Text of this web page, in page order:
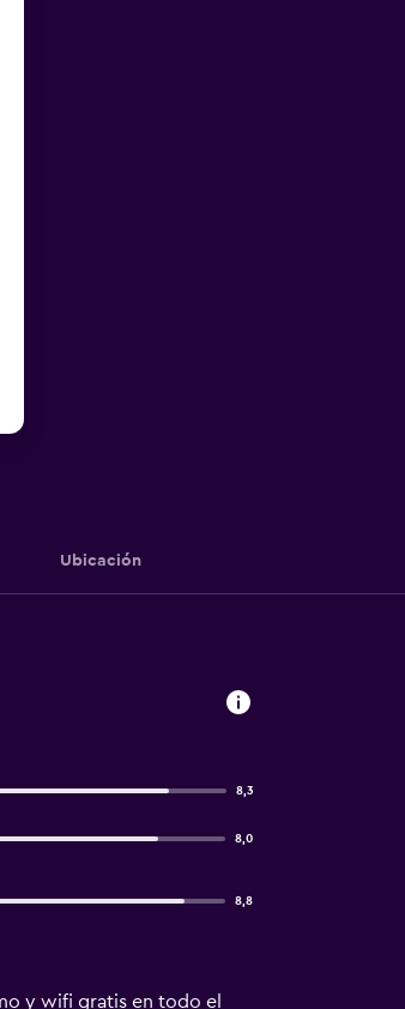
Ubicación
8,3
8,0
8,8
y wifi gratis en todo el